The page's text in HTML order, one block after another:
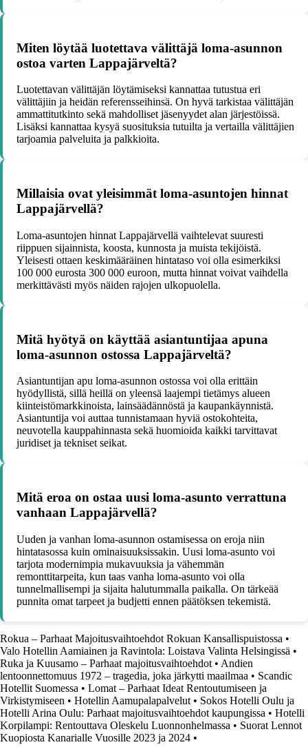
Miten löytää luotettava välittäjä loma-asunnon
ostoa varten Lappajärveltä?
Luotettavan välittäjän löytämiseksi kannattaa tutustua eri
välittäjiin ja heidän referensseihinsä. On hyvä tarkistaa välittäjän
ammattitutkinto sekä mahdolliset jäsenyydet alan järjestöissä.
Lisäksi kannattaa kysyä suosituksia tutuilta ja vertailla välittäjien
tarjoamia palveluita ja palkkioita.
Millaisia ovat yleisimmät loma-asuntojen hinnat
Lappajärvellä?
Loma-asuntojen hinnat Lappajärvellä vaihtelevat suuresti
riippuen sijainnista, koosta, kunnosta ja muista tekijöistä.
Yleisesti ottaen keskimääräinen hintataso voi olla esimerkiksi
100 000 eurosta 300 000 euroon, mutta hinnat voivat vaihdella
merkittävästi myös näiden rajojen ulkopuolella.
Mitä hyötyä on käyttää asiantuntijaa apuna
loma-asunnon ostossa Lappajärveltä?
Asiantuntijan apu loma-asunnon ostossa voi olla erittäin
hyödyllistä, sillä heillä on yleensä laajempi tietämys alueen
kiinteistömarkkinoista, lainsäädännöstä ja kaupankäynnistä.
Asiantuntija voi auttaa tunnistamaan hyviä ostokohteita,
neuvotella kauppahinnasta sekä huomioida kaikki tarvittavat
juridiset ja tekniset seikat.
Mitä eroa on ostaa uusi loma-asunto verrattuna
vanhaan Lappajärvellä?
Uuden ja vanhan loma-asunnon ostamisessa on eroja niin
hintatasossa kuin ominaisuuksissakin. Uusi loma-asunto voi
tarjota modernimpia mukavuuksia ja vähemmän
remonttitarpeita, kun taas vanha loma-asunto voi olla
tunnelmallisempi ja sijaita halutummalla paikalla. On tärkeää
punnita omat tarpeet ja budjetti ennen päätöksen tekemistä.
Rokua – Parhaat Majoitusvaihtoehdot Rokuan Kansallispuistossa •
Valo Hotellin Aamiainen ja Ravintola: Loistava Valinta Helsingissä •
Ruka ja Kuusamo – Parhaat majoitusvaihtoehdot • Andien
lentoonnettomuus 1972 – tragedia, joka järkytti maailmaa • Scandic
Hotellit Suomessa • Lomat – Parhaat Ideat Rentoutumiseen ja
Virkistymiseen • Hotellin Aamupalapalvelut • Sokos Hotelli Oulu ja
Hotelli Arina Oulu: Parhaat majoitusvaihtoehdot kaupungissa • Hotelli
Korpilampi: Rentouttava Oleskelu Luonnonhelmassa • Suorat Lennot
Kuopiosta Kanarialle Vuosille 2023 ja 2024 •